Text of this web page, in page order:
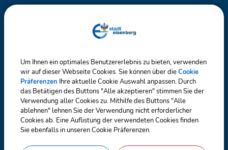
e
e
s
Interessante Links
Terminvergabe Meldebehörde
Inhaltsverzeichnis
Impressum
Datenschutz
Barrierefreiheit
Cookie Einstellungen
Um Ihnen ein optimales Benutzererlebnis zu bieten, verwenden
wir auf dieser Webseite Cookies. Sie können über dieCookie
Präferenzen Ihre aktuelle Cookie Auswahl anpassen. Durch
das Betätigen des Buttons "Alle akzeptieren" stimmen Sie der
Verwendung aller Cookies zu. Mithilfe des Buttons "Alle
ablehnen" lehnen Sie der Verwendung nicht erforderlicher
Cookies ab. Eine Auflistung der verwendeten Cookies finden
Sie ebenfalls in unseren Cookie Präferenzen.